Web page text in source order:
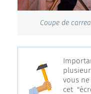
Coupe de
vous
cet